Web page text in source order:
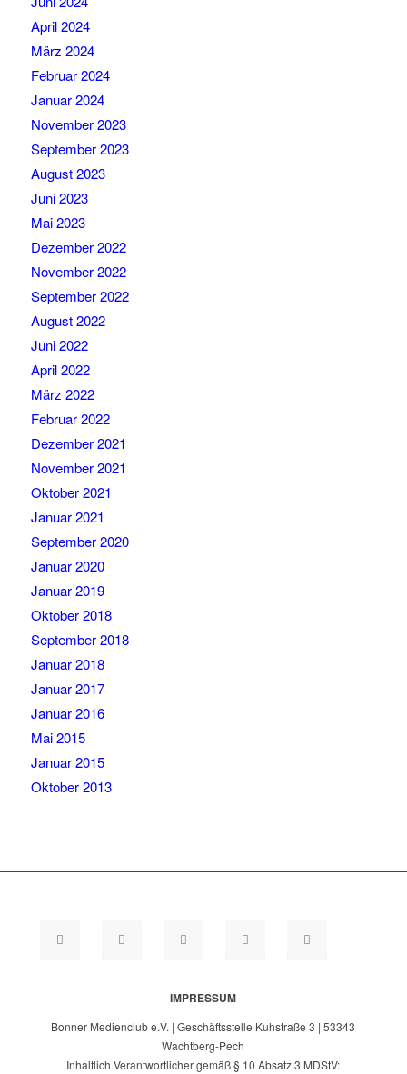
April 2024
März 2024
Februar 2024
Januar 2024
November 2023
September 2023
August 2023
Juni 2023
Mai 2023
Dezember 2022
November 2022
September 2022
August 2022
Juni 2022
April 2022
März 2022
Februar 2022
Dezember 2021
November 2021
Oktober 2021
Januar 2021
September 2020
Januar 2020
Januar 2019
Oktober 2018
September 2018
Januar 2018
Januar 2017
Januar 2016
Mai 2015
Januar 2015
Oktober 2013
IMPRESSUM
Bonner Medienclub e.V. | Geschäftsstelle Kuhstraße 3 | 53343
Wachtberg-Pech
Inhaltlich Verantwortlicher gemäß § 10 Absatz 3 MDStV: